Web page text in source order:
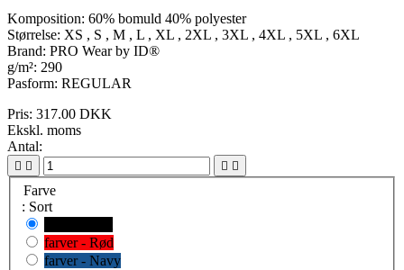
Komposition: 60% bomuld 40% polyester
Størrelse: XS , S , M , L , XL , 2XL , 3XL , 4XL , 5XL , 6XL
Brand: PRO Wear by ID®
g/m²: 290
Pasform: REGULAR
Pris: 317.00 DKK
Ekskl. moms
Antal:
   
Farve
: Sort
farver - Rød
farver - Navy